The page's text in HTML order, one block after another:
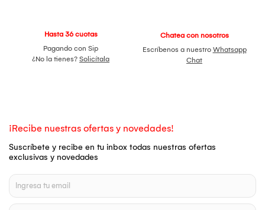
Hasta 36 cuotas
Pagando con Sip
¿No la tienes? Solicítala
Chatea con nosotros
Escríbenos a nuestro Whatsapp
Chat
¡Recibe nuestras ofertas y novedades!
Suscríbete y recibe en tu inbox todas nuestras ofertas
exclusivas y novedades